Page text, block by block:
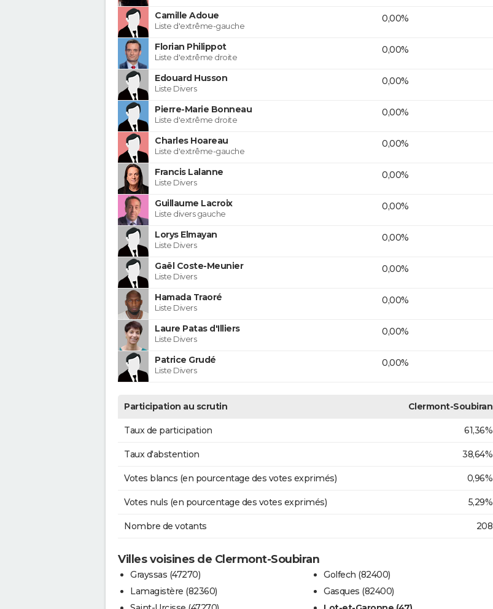
Camille Adoue
Liste d'extrême-gauche
0,00%
Florian Philippot
Liste d'extrême droite
0,00%
Edouard Husson
Liste Divers
0,00%
Pierre-Marie Bonneau
Liste d'extrême droite
0,00%
Charles Hoareau
Liste d'extrême-gauche
0,00%
Francis Lalanne
Liste Divers
0,00%
Guillaume Lacroix
Liste divers gauche
0,00%
Lorys Elmayan
Liste Divers
0,00%
Gaël Coste-Meunier
Liste Divers
0,00%
Hamada Traoré
Liste Divers
0,00%
Laure Patas d'Illiers
Liste Divers
0,00%
Patrice Grudé
Liste Divers
0,00%
Participation au scrutin Clermont-Soubiran
Taux de participation 61,36%
Taux d'abstention 38,64%
Votes blancs (en pourcentage des votes exprimés) 0,96%
Votes nuls (en pourcentage des votes exprimés) 5,29%
Nombre de votants 208
Villes voisines de Clermont-Soubiran
Grayssas (47270)
Lamagistère (82360)
Golfech (82400)
Gasques (82400)